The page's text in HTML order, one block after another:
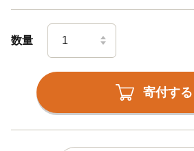
数量
寄付する